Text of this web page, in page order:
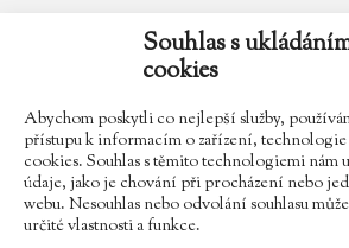
Souhlas s
cookies
Abychom poskytli co nejlepší služby,
přístupu k informacím o zařízení,
cookies. Souhlas s těmito technologiemi nám
údaje, jako je chování při procházení nebo
webu. Nesouhlas nebo odvolání souhlasu
určité vlastnosti a funkce.
zamek.trebesice@volny.cz
602 354 467
Najdete nás na Facebooku
Sledujte náš Instagram